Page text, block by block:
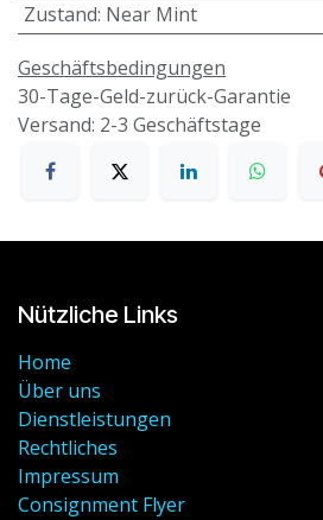
Zustand: Near Mint
Geschäftsbedingungen
30-Tage-Geld-zurück-Garantie
Versand: 2-3 Geschäftstage
Nützliche Links
Home
Über uns
Dienstleistungen
Rechtliches
Impressum
Consignment Flyer